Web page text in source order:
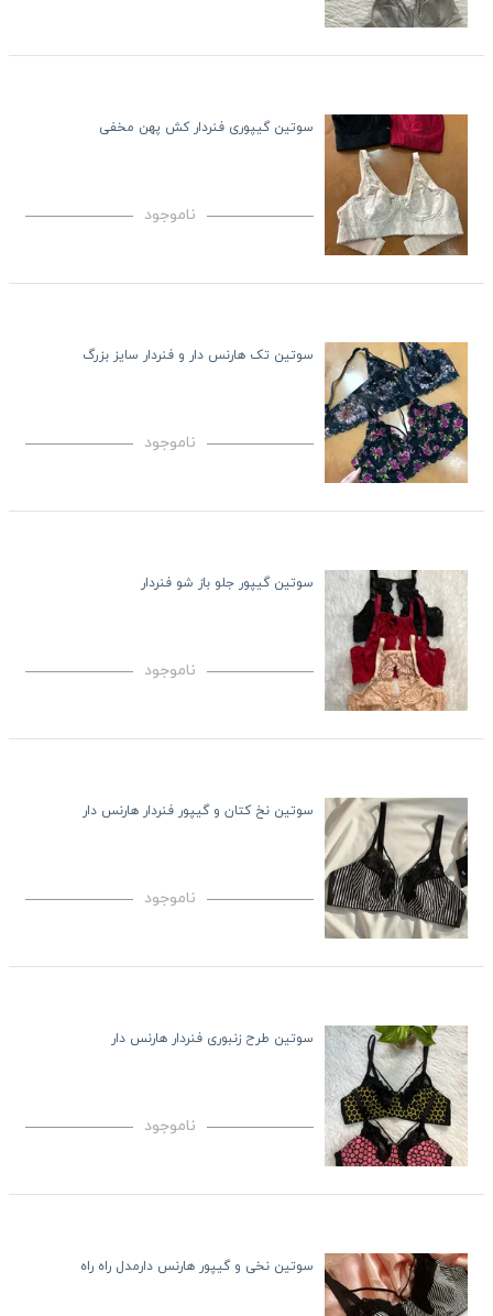
سوتین گیپوری فنردار کش پهن مخفی
ناموجود
سوتین تک هارنس دار و فنردار سایز بزرگ
ناموجود
سوتین گیپور جلو باز شو فنردار
ناموجود
سوتین نخ کتان و گیپور فنردار هارنس دار
ناموجود
سوتین طرح زنبوری فنردار هارنس دار
ناموجود
سوتین نخی و گیپور هارنس دارمدل راه راه